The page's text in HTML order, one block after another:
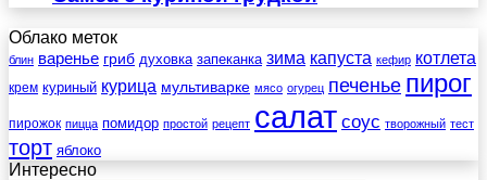
Облако меток
блин варенье гриб духовка запеканка зима капуста кефир котлета
крем куриный курица мультиварке мясо огурец печенье пирог
пирожок пицца помидор простой рецепт салат соус творожный тест
торт яблоко
Интересно